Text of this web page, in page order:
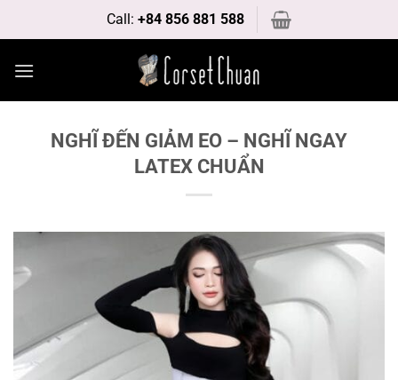
dung
Call: +84 856 881 588
NGHĨ ĐẾN GIẢM EO – NGHĨ NGAY
LATEX CHUẨN